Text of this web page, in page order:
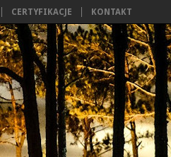
CERTYFIKACJE KONTAKT